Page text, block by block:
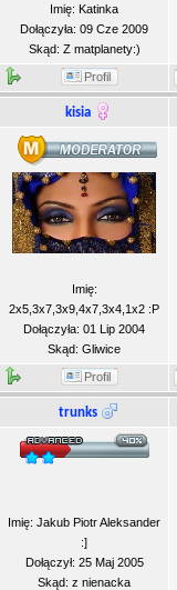
Imię: Katinka
Dołączyła: 09 Cze 2009
Skąd: Z matplanety:)
Profil
kisia
Imię:
2x5,3x7,3x9,4x7,3x4,1x2 :P
Dołączyła: 01 Lip 2004
Skąd: Gliwice
Profil
trunks
Imię: Jakub Piotr Aleksander
:]
Dołączył: 25 Maj 2005
Skąd: z nienacka